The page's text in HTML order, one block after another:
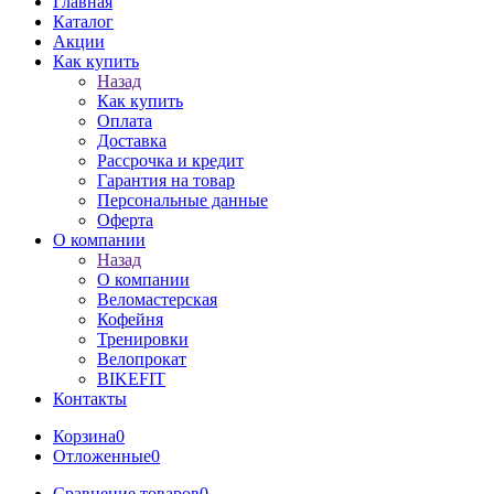
Каталог
Акции
Как купить
Назад
Как купить
Оплата
Доставка
Рассрочка и кредит
Гарантия на товар
Персональные данные
Оферта
О компании
Назад
О компании
Веломастерская
Кофейня
Тренировки
Велопрокат
BIKEFIT
Контакты
Корзина0
Отложенные0